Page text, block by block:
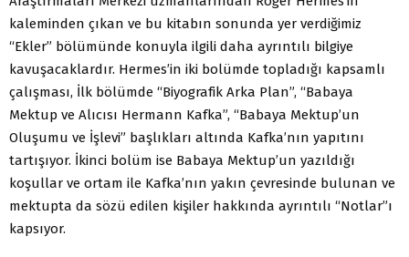
kaleminden çıkan ve bu kitabın sonunda yer verdiğimiz
“Ekler” bölümünde konuyla ilgili daha ayrıntılı bilgiye
kavuşacaklardır. Hermes’in iki bolümde topladığı kapsamlı
çalışması, İlk bölümde “Biyografik Arka Plan”, “Babaya
Mektup ve Alıcısı Hermann Kafka”, “Babaya Mektup’un
Oluşumu ve İşlevi” başlıkları altında Kafka’nın yapıtını
tartışıyor. İkinci bolüm ise Babaya Mektup’un yazıldığı
koşullar ve ortam ile Kafka’nın yakın çevresinde bulunan ve
mektupta da sözü edilen kişiler hakkında ayrıntılı “Notlar”ı
kapsıyor.